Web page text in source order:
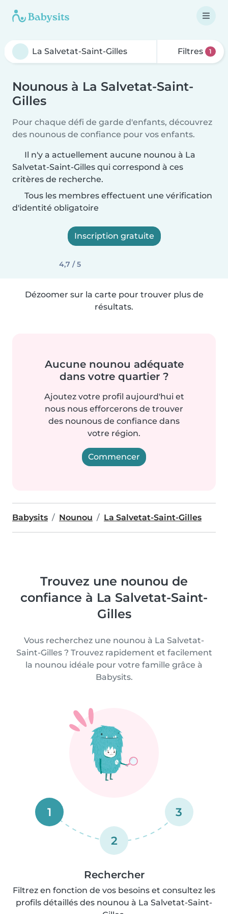
Filtres 1
Nounous à La Salvetat-Saint-
Gilles
Pour chaque défi de garde d'enfants, découvrez
des nounous de confiance pour vos enfants.
Il n'y a actuellement aucune nounou à La
Salvetat-Saint-Gilles qui correspond à ces
critères de recherche.
Tous les membres effectuent une vérification
d'identité obligatoire
Inscription gratuite
4,7 / 5
Dézoomer sur la carte pour trouver plus de
résultats.
Aucune nounou adéquate
dans votre quartier ?
Ajoutez votre profil aujourd'hui et
nous nous efforcerons de trouver
des nounous de confiance dans
votre région.
Commencer
Babysits Nounou La Salvetat-Saint-Gilles
Trouvez une nounou de
confiance à La Salvetat-Saint-
Gilles
Vous recherchez une nounou à La Salvetat-
Saint-Gilles ? Trouvez rapidement et facilement
la nounou idéale pour votre famille grâce à
Babysits.
1
2
3
Rechercher
Filtrez en fonction de vos besoins et consultez les
profils détaillés des nounou à La Salvetat-Saint-